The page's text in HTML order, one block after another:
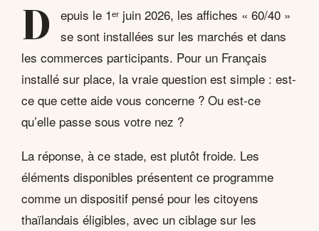
D
epuis le 1ᵉʳ juin 2026, les affiches « 60/40 »
se sont installées sur les marchés et dans
les commerces participants. Pour un Français
installé sur place, la vraie question est simple : est-
ce que cette aide vous concerne ? Ou est-ce
qu’elle passe sous votre nez ?
La réponse, à ce stade, est plutôt froide. Les
éléments disponibles présentent ce programme
comme un dispositif pensé pour les citoyens
thaïlandais éligibles, avec un ciblage sur les